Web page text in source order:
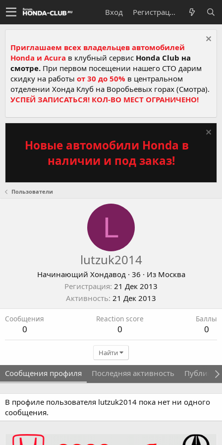
Вход Регистрация
Приглашаем всех владельцев автомобилей
Honda и Acura в клубный сервис Honda Club на
смотре. При первом посещении нашего СТО дарим
скидку на работы от 30 до 50% в центральном
отделении Хонда Клуб на Воробьевых горах (Смотра).
УСПЕЙ ЗАПИСАТЬСЯ! КОЛ-ВО МЕСТ ОГРАНИЧЕНО!
Новые автомобили Honda в
наличии и под заказ!
Пользователи
L
lutzuk2014
Начинающий Хондавод · 36 · Из Москва
Регистрация 21 Дек 2013
Активность 21 Дек 2013
Сообщения
0
Reaction score
0
Баллы
0
Найти
Сообщения профиля Последняя активность
В профиле пользователя lutzuk2014 пока нет ни одного
сообщения.